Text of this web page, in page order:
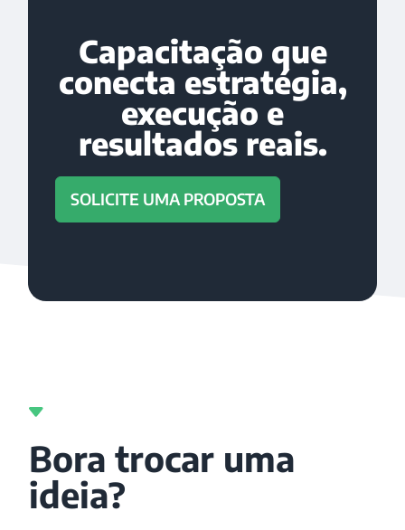
Capacitação que
conecta estratégia,
execução e
resultados reais.
SOLICITE UMA PROPOSTA
Bora trocar uma
ideia?